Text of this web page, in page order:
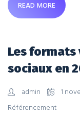
READ MORE
Les formats
sociaux en
admin 1
Référencement